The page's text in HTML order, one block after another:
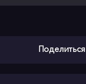
Поделиться